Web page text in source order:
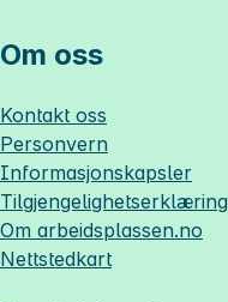
Om oss
Kontakt oss
Personvern
Informasjonskapsler
Tilgjengelighetserklæring
Om arbeidsplassen.no
Nettstedkart